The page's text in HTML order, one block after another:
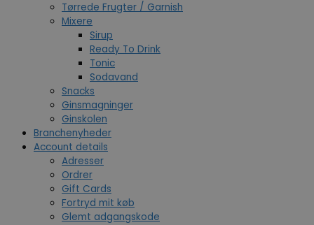
Tørrede Frugter / Garnish
Mixere
Sirup
Ready To Drink
Tonic
Sodavand
Snacks
Ginsmagninger
Ginskolen
Branchenyheder
Account details
Adresser
Ordrer
Gift Cards
Fortryd mit køb
Glemt adgangskode